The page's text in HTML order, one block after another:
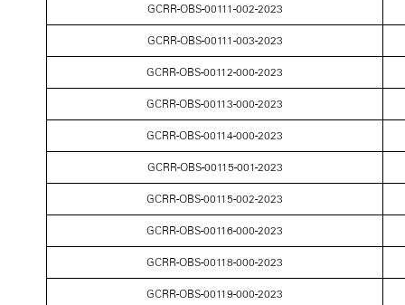
GCRR-OBS-00111-002-2023
GCRR-OBS-00111-003-2023
GCRR-OBS-00112-000-2023
GCRR-OBS-00113-000-2023
GCRR-OBS-00114-000-2023
GCRR-OBS-00115-001-2023
GCRR-OBS-00115-002-2023
GCRR-OBS-00116-000-2023
GCRR-OBS-00118-000-2023
GCRR-OBS-00119-000-2023